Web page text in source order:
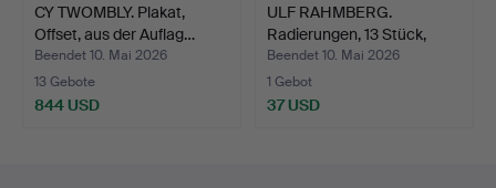
CY TWOMBLY. Plakat,
Offset, aus der Auflag…
Beendet 10. Mai 2026
13 Gebote
844 USD
ULF RAHMBERG.
Radierungen, 13 Stück,
signi…
Beendet 10. Mai 2026
1 Gebot
37 USD